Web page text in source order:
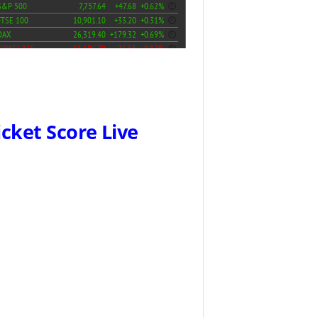
Score Live